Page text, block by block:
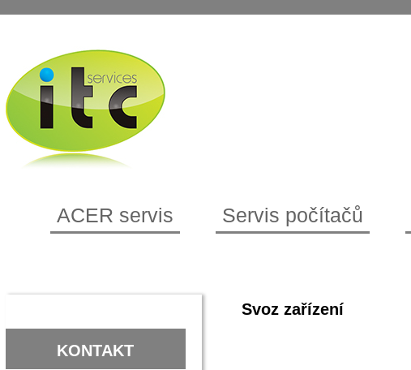
ACER servis Servis počítačů
Svoz zařízení
KONTAKT